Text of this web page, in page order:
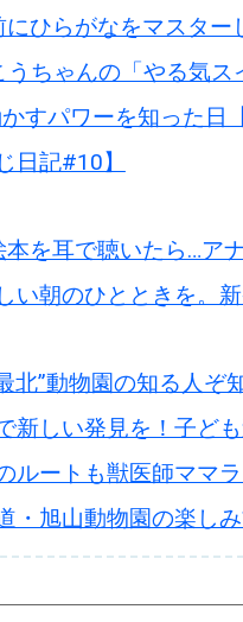
にひらがなをマスター
ちゃんの「やる気ス
かすパワーを知った日
日記#10】
本を耳で聴いたら…ア
い朝のひとときを。新
北”動物園の知る人ぞ
新しい発見を！子ど
ルートも獣医師ママ
・旭山動物園の楽しみ